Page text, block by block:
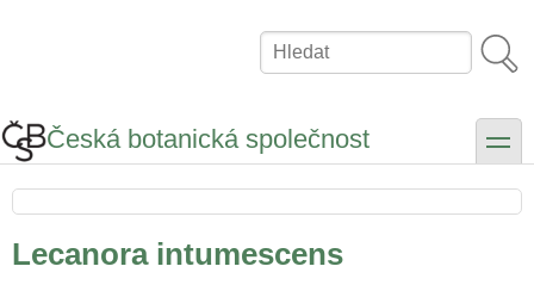
Hledat
Česká botanická společnost toggle
Lecanora intumescens